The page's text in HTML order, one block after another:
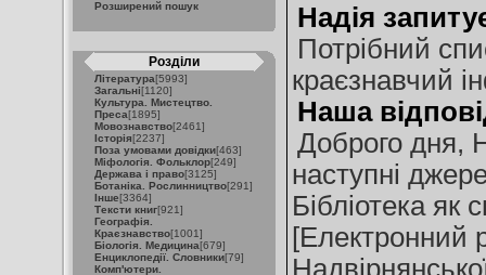
Розширений пошук
Розділи
Література[5993]
Загальні[1120]
Культура. Мистецтво.
Преса[1895]
Мовознавство[2461]
Історія[2237]
Поза умовами довідки[463]
Міфологія. Фольклор[249]
Держава і право[3125]
Ботаніка. Рослинництво[291]
Інше[3364]
Тексти книг[921]
Географія.
Краєзнавство[1001]
Біологія. Медицина[679]
Енциклопедії. Словники[79]
Комп'ютери.
Надія
Потрібний
краєзнавчий
Наша
Доброго дня,
наступні
Бібліотека як
[Електронний